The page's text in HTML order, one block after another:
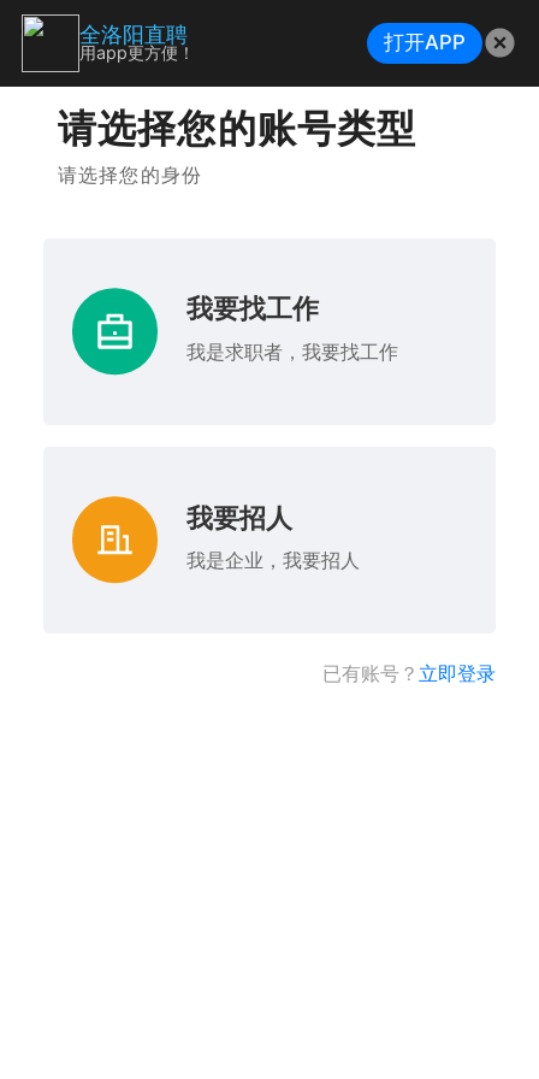
请选择您的账号类型
请选择您的身份
我要找工作
我是求职者，我要找工作
我要招人
我是企业，我要招人
已有账号？ 立即登录
全洛阳直聘
用app更方便！ 打开APP